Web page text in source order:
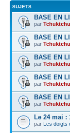
SUJETS
BASE EN
par
BASE EN
par
BASE EN
par
BASE EN
par
BASE EN
par
Le 24 mai :
par Les doigts